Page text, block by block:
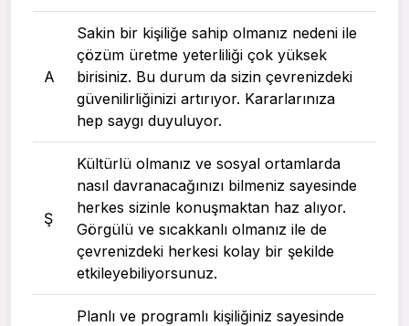
A
Sakin bir kişiliğe sahip olmanız nedeni ile
çözüm üretme yeterliliği çok yüksek
birisiniz. Bu durum da sizin çevrenizdeki
güvenilirliğinizi artırıyor. Kararlarınıza
hep saygı duyuluyor.
Ş
Kültürlü olmanız ve sosyal ortamlarda
nasıl davranacağınızı bilmeniz sayesinde
herkes sizinle konuşmaktan haz alıyor.
Görgülü ve sıcakkanlı olmanız ile de
çevrenizdeki herkesi kolay bir şekilde
etkileyebiliyorsunuz.
Planlı ve programlı kişiliğiniz sayesinde